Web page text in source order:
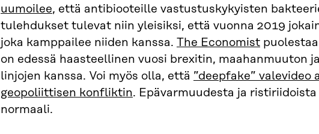
uumoilee, että antibiooteille vastustuskykyisten
tulehdukset tulevat niin yleisiksi, että vuonna 2019
joka kamppailee niiden kanssa. The Economist
on edessä haasteellinen vuosi brexitin, maahanmuuton
linjojen kanssa. Voi myös olla, että ”deepfake” valevideo
geopoliittisen konfliktin. Epävarmuudesta ja
normaali.